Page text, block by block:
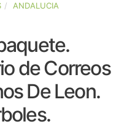
ANDALUCIA
de Correos
De Leon.